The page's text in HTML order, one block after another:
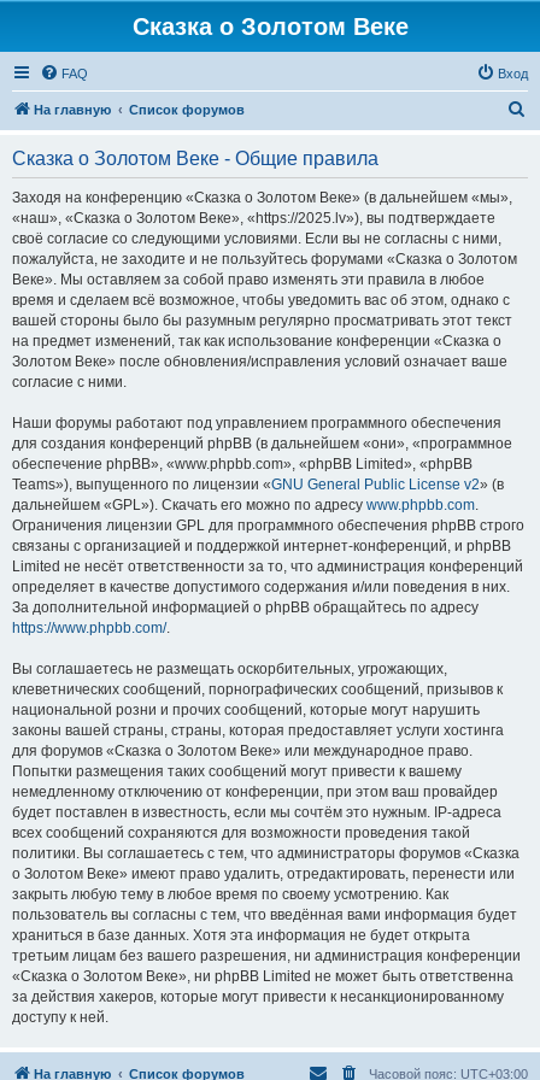
Сказка о Золотом Веке
FAQ Вход
На главную Список форумов
Сказка о Золотом Веке - Общие правила
Заходя на конференцию «Сказка о Золотом Веке» (в дальнейшем «мы»,
«наш», «Сказка о Золотом Веке», «https://2025.lv»), вы подтверждаете
своё согласие со следующими условиями. Если вы не согласны с ними,
пожалуйста, не заходите и не пользуйтесь форумами «Сказка о Золотом
Веке». Мы оставляем за собой право изменять эти правила в любое
время и сделаем всё возможное, чтобы уведомить вас об этом, однако с
вашей стороны было бы разумным регулярно просматривать этот текст
на предмет изменений, так как использование конференции «Сказка о
Золотом Веке» после обновления/исправления условий означает ваше
согласие с ними.
Наши форумы работают под управлением программного обеспечения
для создания конференций phpBB (в дальнейшем «они», «программное
обеспечение phpBB», «www.phpbb.com», «phpBB Limited», «phpBB
Teams»), выпущенного по лицензии «GNU General Public License v2» (в
дальнейшем «GPL»). Скачать его можно по адресу www.phpbb.com.
Ограничения лицензии GPL для программного обеспечения phpBB строго
связаны с организацией и поддержкой интернет-конференций, и phpBB
Limited не несёт ответственности за то, что администрация конференций
определяет в качестве допустимого содержания и/или поведения в них.
За дополнительной информацией о phpBB обращайтесь по адресу
https://www.phpbb.com/.
Вы соглашаетесь не размещать оскорбительных, угрожающих,
клеветнических сообщений, порнографических сообщений, призывов к
национальной розни и прочих сообщений, которые могут нарушить
законы вашей страны, страны, которая предоставляет услуги хостинга
для форумов «Сказка о Золотом Веке» или международное право.
Попытки размещения таких сообщений могут привести к вашему
немедленному отключению от конференции, при этом ваш провайдер
будет поставлен в известность, если мы сочтём это нужным. IP-адреса
всех сообщений сохраняются для возможности проведения такой
политики. Вы соглашаетесь с тем, что администраторы форумов «Сказка
о Золотом Веке» имеют право удалить, отредактировать, перенести или
закрыть любую тему в любое время по своему усмотрению. Как
пользователь вы согласны с тем, что введённая вами информация будет
храниться в базе данных. Хотя эта информация не будет открыта
третьим лицам без вашего разрешения, ни администрация конференции
«Сказка о Золотом Веке», ни phpBB Limited не может быть ответственна
за действия хакеров, которые могут привести к несанкционированному
доступу к ней.
На главную Список форумов Часовой пояс: UTC+03:00